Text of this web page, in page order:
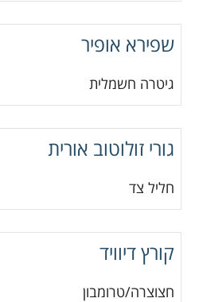
שפירא אופיר
גיטרה חשמלית
גורי זולוטוב אורית
חליל צד
קורץ דיוויד
חצוצרה/טרומבון